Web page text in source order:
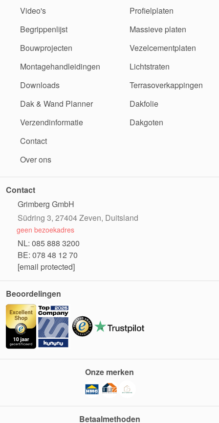
Video's
Begrippenlijst
Bouwprojecten
Montagehandleidingen
Downloads
Dak & Wand Planner
Verzendinformatie
Contact
Over ons
Profielplaten
Massieve platen
Vezelcementplaten
Lichtstraten
Terrasoverkappingen
Dakfolie
Dakgoten
Contact
Grimberg GmbH
Südring 3, 27404 Zeven, Duitsland
geen bezoekadres
NL: 085 888 3200
BE: 078 48 12 70
[email protected]
Beoordelingen
Betaalmethoden
Onze merken